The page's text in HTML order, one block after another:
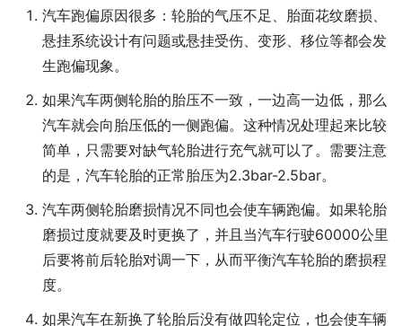
汽车跑偏原因很多：轮胎的气压不足、胎面花纹磨损、
悬挂系统设计有问题或悬挂受伤、变形、移位等都会发
生跑偏现象。
如果汽车两侧轮胎的胎压不一致，一边高一边低，那么
汽车就会向胎压低的一侧跑偏。这种情况处理起来比较
简单，只需要对缺气轮胎进行充气就可以了。需要注意
的是，汽车轮胎的正常胎压为2.3bar-2.5bar。
汽车两侧轮胎磨损情况不同也会使车辆跑偏。如果轮胎
磨损过度就要及时更换了，并且当汽车行驶60000公里
后要将前后轮胎对调一下，从而平衡汽车轮胎的磨损程
度。
如果汽车在新换了轮胎后没有做四轮定位，也会使车辆